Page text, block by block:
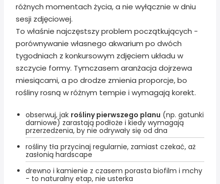
różnych momentach życia, a nie wyłącznie w dniu
sesji zdjęciowej.
To właśnie najczęstszy problem początkujących -
porównywanie własnego akwarium po dwóch
tygodniach z konkursowym zdjęciem układu w
szczycie formy. Tymczasem aranżacja dojrzewa
miesiącami, a po drodze zmienia proporcje, bo
rośliny rosną w różnym tempie i wymagają korekt.
obserwuj, jak rośliny pierwszego planu (np. gatunki
darniowe) zarastają podłoże i kiedy wymagają
przerzedzenia, by nie odrywały się od dna
rośliny tła przycinaj regularnie, zamiast czekać, aż
zasłonią hardscape
drewno i kamienie z czasem porasta biofilm i mchy
- to naturalny etap, nie usterka